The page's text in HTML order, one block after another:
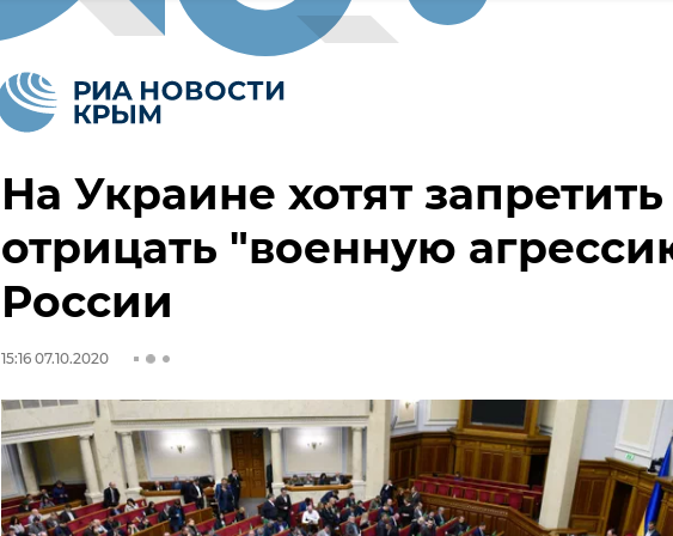
На Украине хотят запретить
отрицать "военную
России
15:16 07.10.2020